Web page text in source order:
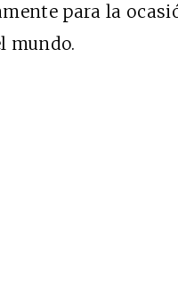
para la
mundo.